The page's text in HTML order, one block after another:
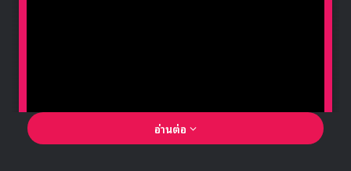
Hidden Room – Unfinished Story พร้อมซับไทย